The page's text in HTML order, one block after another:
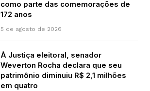
como parte das comemorações de
172 anos
5 de agosto de 2026
À Justiça eleitoral, senador
Weverton Rocha declara que seu
patrimônio diminuiu R$ 2,1 milhões
em quatro